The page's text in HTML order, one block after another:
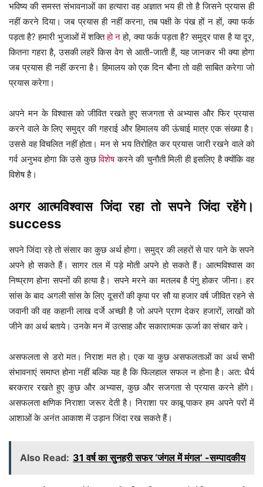
भविष्य की समस्त संभावनाओं का हत्यारा वह अज्ञात भय ही तो है जिसने प्रयास ही
नहीं करने दिया। जब प्रयास ही नहीं करना, तब पक्षी के पंख हों न हों, क्या फर्क
पड़ता है? हमारी भुजाओं में शक्तिहो नहो, क्या फर्क पड़ता है? समुद्र पास है या दूर,
कितना गहरा है, उसकी लहरें किस वेग से आती-जाती हैं, यह जानकर भी क्या होगा
जब प्रयास ही नहीं करना है। हिमालय को एक दिन बौना तो वही साबित करेगा जो
प्रयास करेगा।
अपने मन के विश्वास को जीवित रखते हुए सजगता से अभ्यास और फिर प्रयास
करने वाले के लिए समुद्र की गहराई और हिमालय की ऊंचाई मात्र एक संख्या है।
उससे वह विचलित नहीं होता। मन से भय तिरोहित कर प्रयास जारी रखने वाले को
गर्व अनुभव होगा कि उसे कुछविशेषकरने की चुनौती मिली ही इसलिए है क्योंकि वह
विशेष है।
अगर आत्मविश्वास जिंदा रहा तो सपने जिंदा रहेंगे।
success
सपने जिंदा रहे तो संसार का कुछ अर्थ होगा। समुद्र की लहरों से पार पाने के सपने
अपने हो सकते हैं। सागर तल में पड़े मोती अपने हो सकते हैं। आत्मविश्वास का
निष्प्राण होना सपनों की हत्या है। सपने मरने का मतलब है पंगु होकर जीना। हर
सांस के बाद अगली सांस के लिए दूसरों की कृपा पर सौ या हजार वर्ष जीवित रहने से
जवानी की वह कहानी लाख दर्जे अच्छी है जो अपने प्राण देकर हजारों, लाखों को
जीने का अर्थ बताये। उनके मन में उत्साह और सकारात्मक ऊर्जा का संचार करे।
असफलता से डरो मत। निराश मत हो। एक या कुछ असफलताओं का अर्थ सभी
संभावनाएं समाप्त होना नहीं बल्कि यह है कि फिलहाल सफल न होना है। अत: धैर्य
बरकरार रखते हुए कुछ और अभ्यास, कुछ और सजगता से प्रयास करने होंगे।
असफलता क्षणिक निराशा जरूर देती है। निराशा पर काबू पाकर हम अपने परों में
आशाओं के अनंत आकाश में उड़ान जिंदा रख सकते हैं।
Also Read: 31 वर्ष का सुनहरी सफर ‘जंगल में मंगल’ -सम्पादकीय